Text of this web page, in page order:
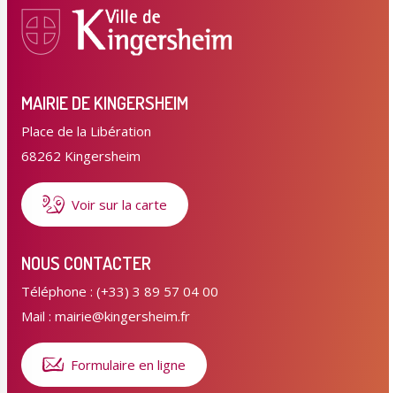
MAIRIE DE KINGERSHEIM
Place de la Libération
68262 Kingersheim
Voir sur la carte
NOUS CONTACTER
Téléphone : (+33) 3 89 57 04 00
Mail : mairie@kingersheim.fr
Formulaire en ligne